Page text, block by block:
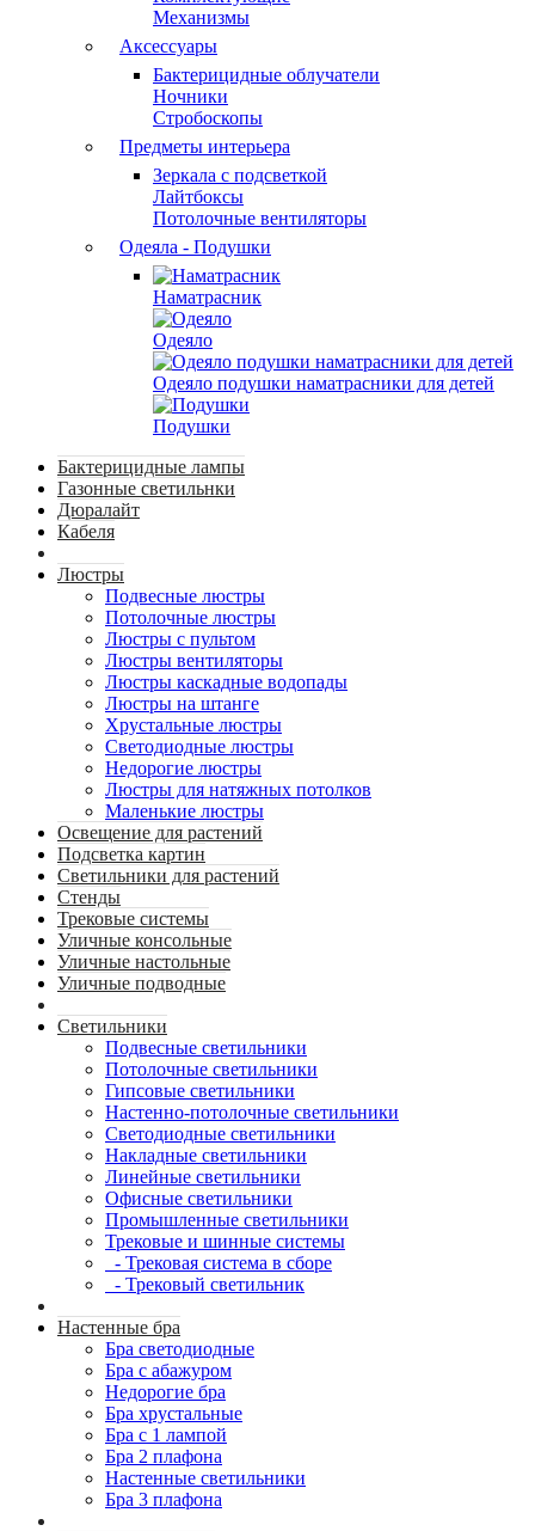
Механизмы
Аксессуары
Бактерицидные облучатели
Ночники
Стробоскопы
Предметы интерьера
Зеркала с подсветкой
Лайтбоксы
Потолочные вентиляторы
Одеяла - Подушки
Наматрасник
Одеяло
Одеяло подушки наматрасники для детей
Подушки
Бактерицидные лампы
Газонные светильнки
Дюралайт
Кабеля
Люстры
Подвесные люстры
Потолочные люстры
Люстры с пультом
Люстры вентиляторы
Люстры каскадные водопады
Люстры на штанге
Хрустальные люстры
Светодиодные люстры
Недорогие люстры
Люстры для натяжных потолков
Маленькие люстры
Освещение для растений
Подсветка картин
Светильники для растений
Стенды
Трековые системы
Уличные консольные
Уличные настольные
Уличные подводные
Светильники
Подвесные светильники
Потолочные светильники
Гипсовые светильники
Настенно-потолочные светильники
Светодиодные светильники
Накладные светильники
Линейные светильники
Офисные светильники
Промышленные светильники
Трековые и шинные системы
- Трековая система в сборе
- Трековый светильник
Настенные бра
Бра светодиодные
Бра с абажуром
Недорогие бра
Бра хрустальные
Бра с 1 лампой
Бра 2 плафона
Настенные светильники
Бра 3 плафона